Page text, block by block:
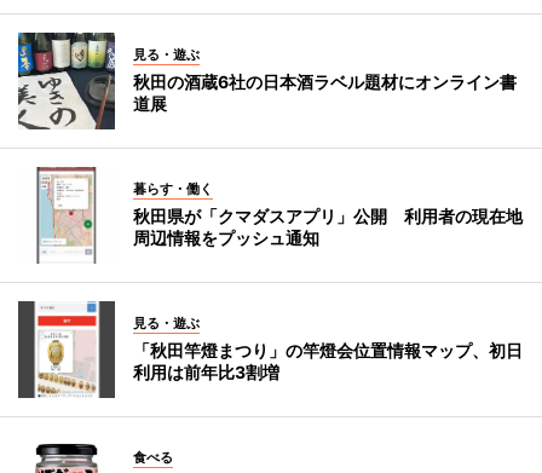
見る・遊ぶ
秋田の酒蔵6社の日本酒ラベル題材にオンライン書
道展
暮らす・働く
秋田県が「クマダスアプリ」公開 利用者の現在地
周辺情報をプッシュ通知
見る・遊ぶ
「秋田竿燈まつり」の竿燈会位置情報マップ、初日
利用は前年比3割増
食べる